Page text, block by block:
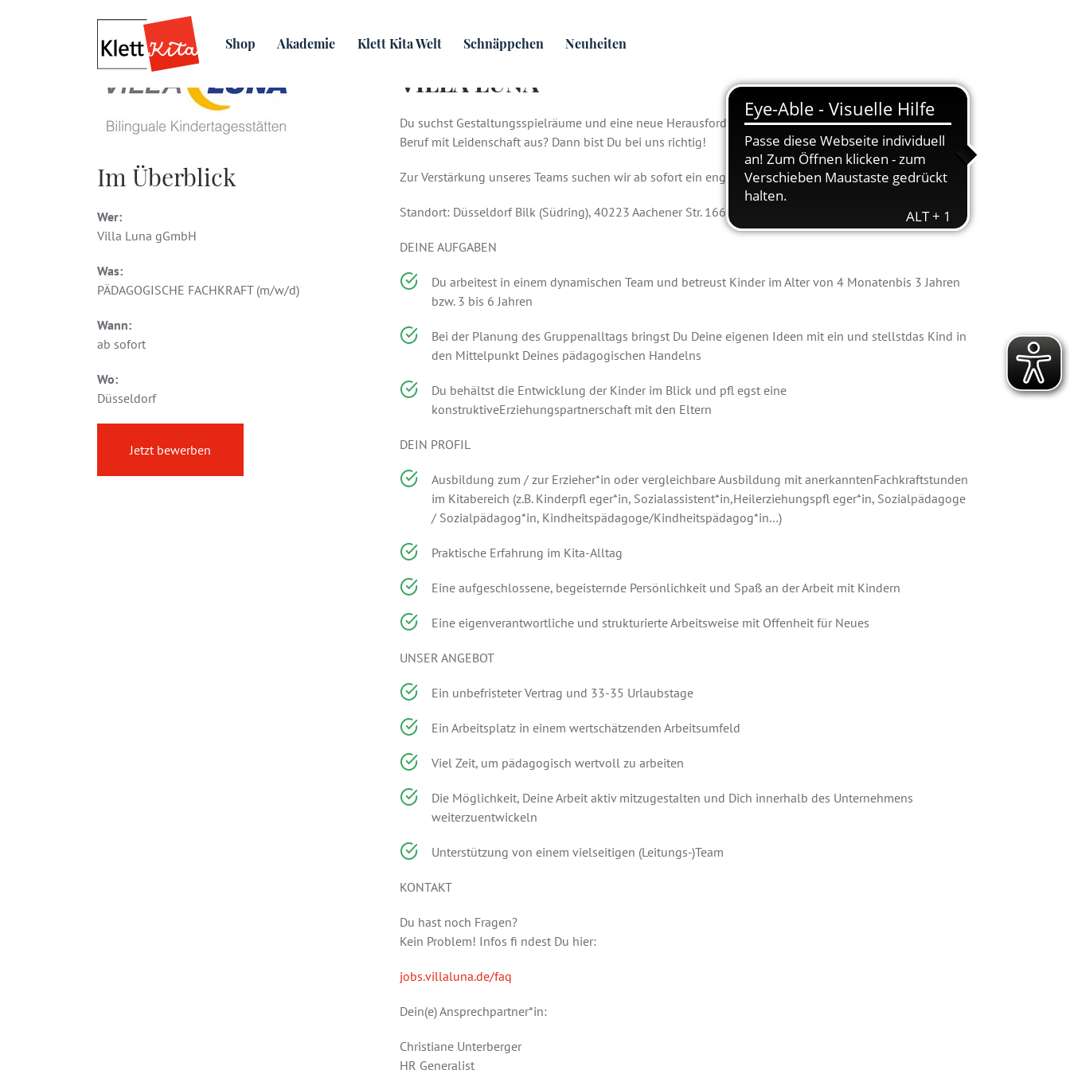
Shop Akademie Klett Kita Welt Schnäppchen Neuheiten
Im Überblick
Wer:
Villa Luna gGmbH
Was:
PÄDAGOGISCHE FACHKRAFT (m/w/d)
Wann:
ab sofort
Wo:
Düsseldorf
Jetzt bewerben
UNSERE MITARBEITER*INNEN – DAS HERZ VON
VILLA LUNA
Du suchst Gestaltungsspielräume und eine neue Herausforderung? Du liebst Kinder undübst Deinen
Beruf mit Leidenschaft aus? Dann bist Du bei uns richtig!
Zur Verstärkung unseres Teams suchen wir ab sofort ein engagiertes Teammitglied.
Standort: Düsseldorf Bilk (Südring), 40223 Aachener Str. 166
DEINE AUFGABEN
Du arbeitest in einem dynamischen Team und betreust Kinder im Alter von 4 Monatenbis 3 Jahren
bzw. 3 bis 6 Jahren
Bei der Planung des Gruppenalltags bringst Du Deine eigenen Ideen mit ein und stellstdas Kind in
den Mittelpunkt Deines pädagogischen Handelns
Du behältst die Entwicklung der Kinder im Blick und pfl egst eine
konstruktiveErziehungspartnerschaft mit den Eltern
DEIN PROFIL
Ausbildung zum / zur Erzieher*in oder vergleichbare Ausbildung mit anerkanntenFachkraftstunden
im Kitabereich (z.B. Kinderpfl eger*in, Sozialassistent*in,Heilerziehungspfl eger*in, Sozialpädagoge
/ Sozialpädagog*in, Kindheitspädagoge/Kindheitspädagog*in…)
Praktische Erfahrung im Kita-Alltag
Eine aufgeschlossene, begeisternde Persönlichkeit und Spaß an der Arbeit mit Kindern
Eine eigenverantwortliche und strukturierte Arbeitsweise mit Offenheit für Neues
UNSER ANGEBOT
Ein unbefristeter Vertrag und 33-35 Urlaubstage
Ein Arbeitsplatz in einem wertschätzenden Arbeitsumfeld
Viel Zeit, um pädagogisch wertvoll zu arbeiten
Die Möglichkeit, Deine Arbeit aktiv mitzugestalten und Dich innerhalb des Unternehmens
weiterzuentwickeln
Unterstützung von einem vielseitigen (Leitungs-)Team
KONTAKT
Du hast noch Fragen?
Kein Problem! Infos fi ndest Du hier:
jobs.villaluna.de/faq
Dein(e) Ansprechpartner*in:
Christiane Unterberger
HR Generalist